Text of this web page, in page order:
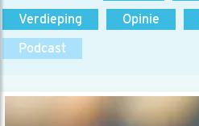
Verdieping
Opinie
Podcast